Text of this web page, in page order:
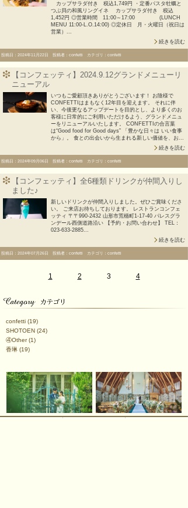
カップサラダ付き 税込1,749円 ・定番パスタ牡蠣と
つぶ貝の和風リングイネ カップサラダ付き 税込
1,452円 ◎営業時間 11:00～17:00 (LUNCH
MENU 11:00-L.O.14:00) ◎定休日 月・火曜日（祝日は
営業）...
続きを読む
投稿日：2024年11月22日 投稿者：confetti カテゴリ：confetti
【コンフェッティ】2024.9.12グランドメニューリ
ニューアル
いつもご愛顧頂きありがとうございます！ お陰様で
CONFETTIはまもなく12年目を迎えます。 それに伴
い、今後更なるアップデートを目的とし、より多くのお
客様に日常的にご利用いただけるよう、グランドメニュ
ーをリニューアルいたします。 CONFETTIの合言葉
は“Good food for Good days” 「豊かな日々は いい食事
から」。 食との出会いから生まれる新しい価値を、お...
続きを読む
投稿日：2024年09月06日 投稿者：confetti カテゴリ：confetti
【コンフェッティ】全6種類ドリンクが仲間入りし
ました♪
新しいドリンクが仲間入りしました。ぜひご賞味くださ
い。 ご来店お待ちしております。 レストランコンフェ
ッティ 〒〒990-2432 山形市荒楯町1-17-40 パレスグラ
ンデール西側道路沿い 【予約・お問い合わせ】 TEL：
023-633-2885...
続きを読む
投稿日：2024年07月26日 投稿者：confetti カテゴリ：confetti
1 2 3 4
confetti (19)
SHOTOEN (24)
④Other(1)
香琳 (19)